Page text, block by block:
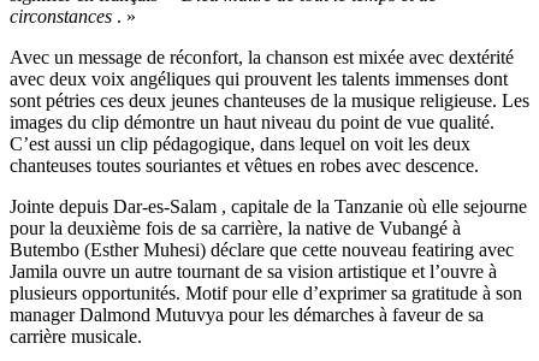
circonstances . »
Avec un message de réconfort, la chanson est mixée avec dextérité
avec deux voix angéliques qui prouvent les talents immenses dont
sont pétries ces deux jeunes chanteuses de la musique religieuse. Les
images du clip démontre un haut niveau du point de vue qualité.
C’est aussi un clip pédagogique, dans lequel on voit les deux
chanteuses toutes souriantes et vêtues en robes avec descence.
Jointe depuis Dar-es-Salam , capitale de la Tanzanie où elle sejourne
pour la deuxième fois de sa carrière, la native de Vubangé à
Butembo (Esther Muhesi) déclare que cette nouveau featiring avec
Jamila ouvre un autre tournant de sa vision artistique et l’ouvre à
plusieurs opportunités. Motif pour elle d’exprimer sa gratitude à son
manager Dalmond Mutuvya pour les démarches à faveur de sa
carrière musicale.